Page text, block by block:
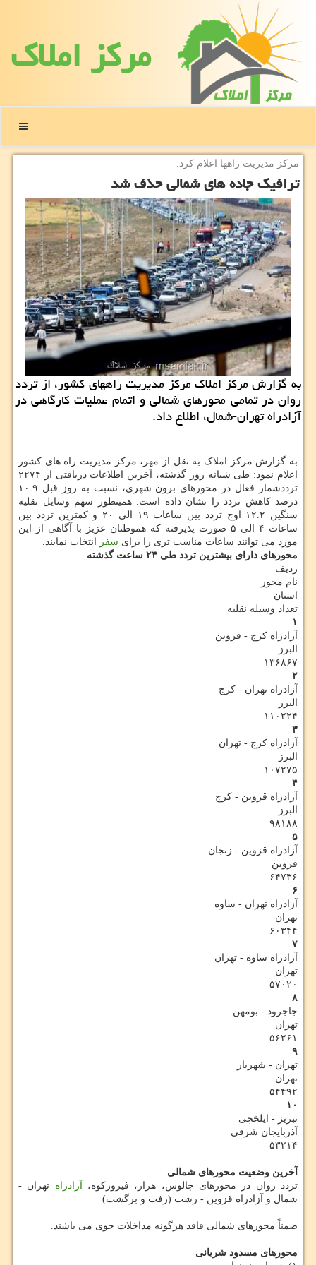
مركز املاك
منو
مركز مدیریت راهها اعلام كرد:
ترافیك جاده های شمالی حذف شد
به گزارش مركز املاك مركز مدیریت راههای كشور، از تردد
روان در تمامی محورهای شمالی و اتمام عملیات كارگاهی در
آزادراه تهران-شمال، اطلاع داد.
به گزارش مرکز املاک به نقل از مهر، مرکز مدیریت راه های کشور
اعلام نمود: طی شبانه روز گذشته، آخرین اطلاعات دریافتی از ۲۲۷۴
ترددشمار فعال در محورهای برون شهری، نسبت به روز قبل ۱۰.۹
درصد کاهش تردد را نشان داده است. همینطور سهم وسایل نقلیه
سنگین ۱۲.۲ اوج تردد بین ساعات ۱۹ الی ۲۰ و کمترین تردد بین
ساعات ۴ الی ۵ صورت پذیرفته که هموطنان عزیز با آگاهی از این
مورد می توانند ساعات مناسب تری را برای سفر
انتخاب نمایند.
محورهای دارای بیشترین تردد طی ۲۴ ساعت گذشته
ردیف
نام محور
استان
تعداد وسیله نقلیه
۱
آزادراه کرج - قزوین
البرز
۱۳۶۸۶۷
۲
آزادراه تهران - کرج
البرز
۱۱۰۲۲۴
۳
آزادراه کرج - تهران
البرز
۱۰۷۲۷۵
۴
آزادراه قزوین - کرج
البرز
۹۸۱۸۸
۵
آزادراه قزوین - زنجان
قزوین
۶۴۷۳۶
۶
آزادراه تهران - ساوه
تهران
۶۰۳۴۴
۷
آزادراه ساوه - تهران
تهران
۵۷۰۲۰
۸
جاجرود - بومهن
تهران
۵۶۲۶۱
۹
تهران - شهریار
تهران
۵۴۴۹۲
۱۰
تبریز - ایلخچی
آذربایجان شرقی
۵۳۲۱۴
آخرین وضعیت محورهای شمالی
تردد روان در محورهای چالوس، هراز، فیروزکوه،
آزادراه تهران -
شمال و آزادراه قزوین - رشت (رفت و برگشت)
ضمناً محورهای شمالی فاقد هرگونه مداخلات جوی می باشند.
محورهای مسدود شریانی